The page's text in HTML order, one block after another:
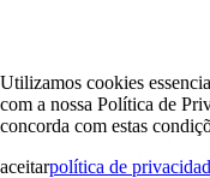
Utilizamos cookies
com a nossa Política de
concorda com estas
aceitarpolítica de